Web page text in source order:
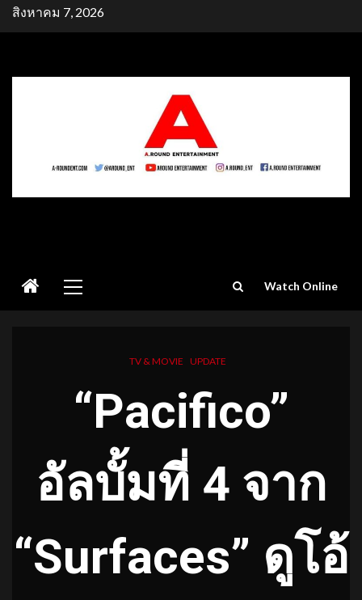
Skipสิงหาคม 7, 2026
Menu
Watch Online
TV & MOVIE UPDATE
“Pacifico”
อัลบั้มที่ 4 จาก
“Surfaces” ดูโอ้